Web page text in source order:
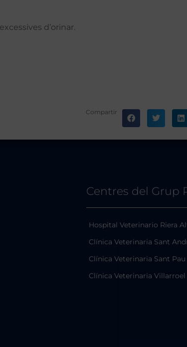
d’orinar.
Compartir
Centres del Grup
Hospital Veterinario Riera
Clínica Veterinaria Sant
Clínica Veterinaria Sant Pau
Clínica Veterinaria Villarroel